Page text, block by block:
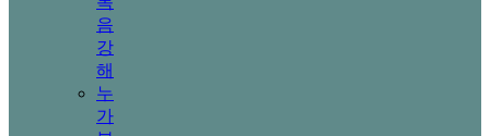
음
강
해
누
가